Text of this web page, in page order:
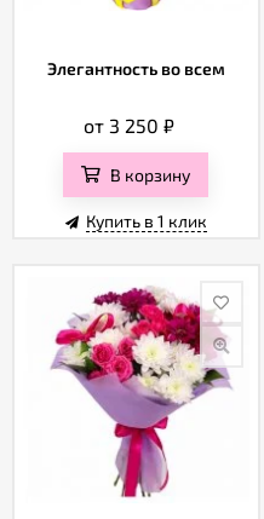
Элегантность во всем
от 3 250 ₽
В корзину
Купить в 1 клик